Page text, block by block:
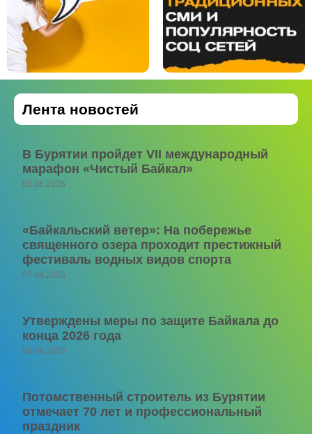
Лента новостей
В Бурятии пройдет VII международный
марафон «Чистый Байкал»
08.08.2026
«Байкальский ветер»: На побережье
священного озера проходит престижный
фестиваль водных видов спорта
07.08.2026
Утверждены меры по защите Байкала до
конца 2026 года
06.08.2026
Потомственный строитель из Бурятии
отмечает 70 лет и профессиональный
праздник